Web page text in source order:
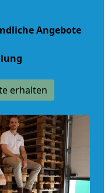
Angebote
erhalten